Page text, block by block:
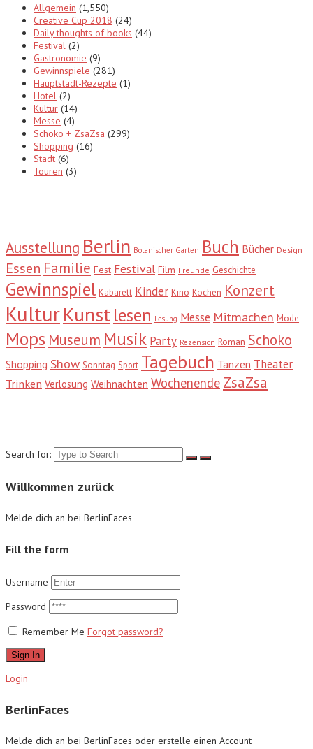
Allgemein (1,550)
Creative Cup 2018 (24)
Daily thoughts of books (44)
Festival (2)
Gastronomie (9)
Gewinnspiele (281)
Hauptstadt-Rezepte (1)
Hotel (2)
Kultur (14)
Messe (4)
Schoko + ZsaZsa (299)
Shopping (16)
Stadt (6)
Touren (3)
Ausstellung Berlin Botanischer Garten Buch Bücher Design
Essen Familie Fest Festival Film Freunde Geschichte
Gewinnspiel Kabarett Kinder Kino Kochen Konzert
KulturKunstlesen Lesung Messe Mitmachen Mode
Mops Museum Musik Party Rezension Roman Schoko
Shopping Show Sonntag Sport Tagebuch Tanzen Theater
Trinken Verlosung Weihnachten Wochenende ZsaZsa
Search for:
Willkommen zurück
Melde dich an bei BerlinFaces
Fill the form
Username
Password
Remember Me Forgot password?
Sign In
Login
BerlinFaces
Melde dich an bei BerlinFaces oder erstelle einen Account